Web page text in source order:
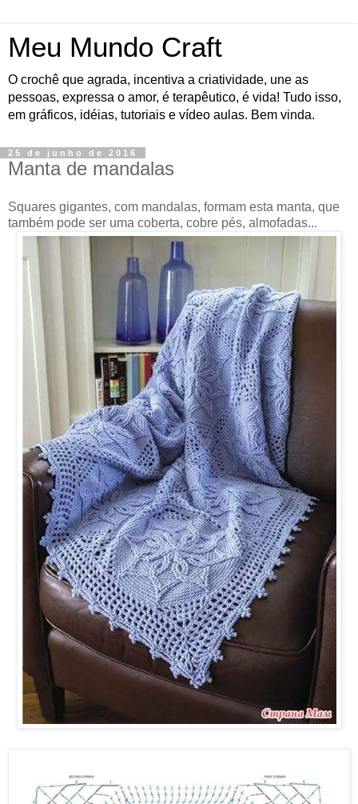
Meu Mundo Craft
O crochê que agrada, incentiva a criatividade, une as
pessoas, expressa o amor, é terapêutico, é vida! Tudo isso,
em gráficos, idéias, tutoriais e vídeo aulas. Bem vinda.
25 de junho de 2016
Manta de mandalas
Squares gigantes, com mandalas, formam esta manta, que
também pode ser uma coberta, cobre pés, almofadas...